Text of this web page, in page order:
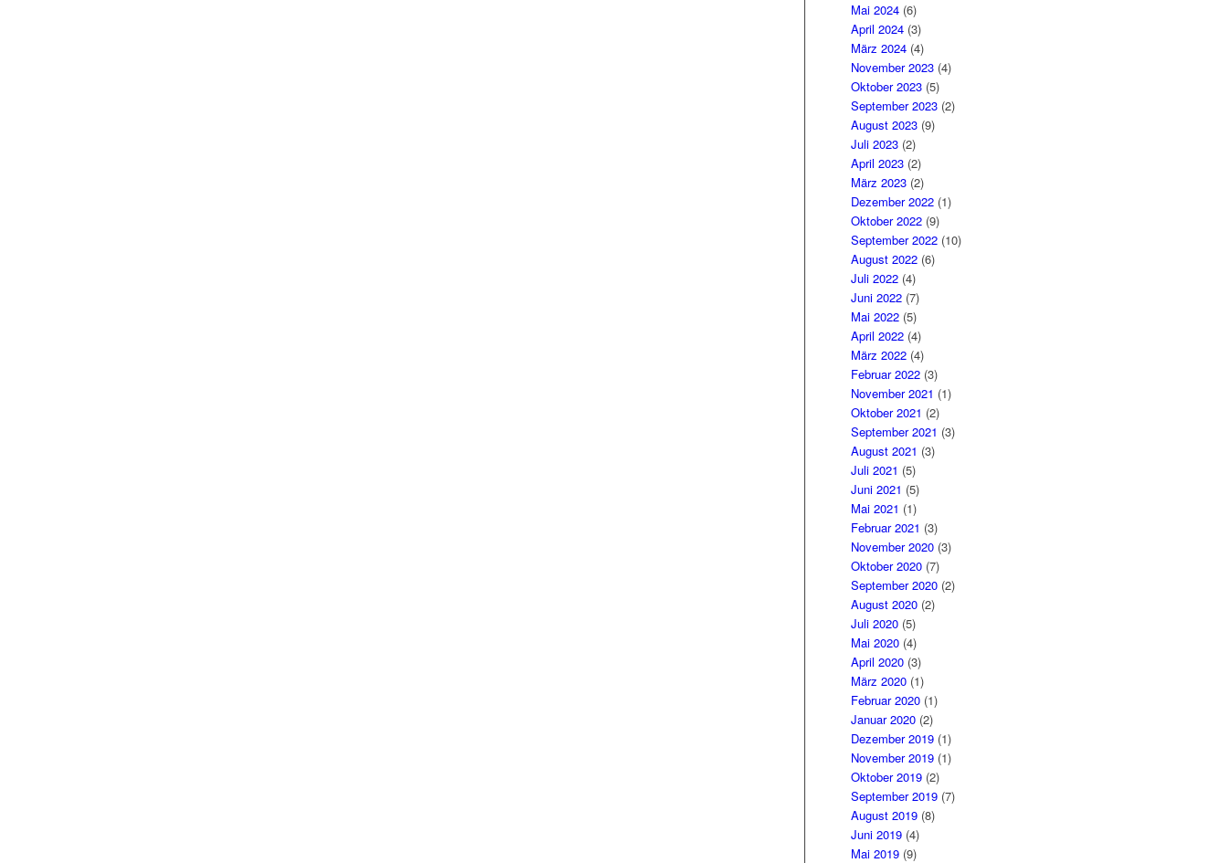
Mai 2024 (6)
April 2024 (3)
März 2024 (4)
November 2023 (4)
Oktober 2023 (5)
September 2023 (2)
August 2023 (9)
Juli 2023 (2)
April 2023 (2)
März 2023 (2)
Dezember 2022 (1)
Oktober 2022 (9)
September 2022 (10)
August 2022 (6)
Juli 2022 (4)
Juni 2022 (7)
Mai 2022 (5)
April 2022 (4)
März 2022 (4)
Februar 2022 (3)
November 2021 (1)
Oktober 2021 (2)
September 2021 (3)
August 2021 (3)
Juli 2021 (5)
Juni 2021 (5)
Mai 2021 (1)
Februar 2021 (3)
November 2020 (3)
Oktober 2020 (7)
September 2020 (2)
August 2020 (2)
Juli 2020 (5)
Mai 2020 (4)
April 2020 (3)
März 2020 (1)
Februar 2020 (1)
Januar 2020 (2)
Dezember 2019 (1)
November 2019 (1)
Oktober 2019 (2)
September 2019 (7)
August 2019 (8)
Juni 2019 (4)
Mai 2019 (9)